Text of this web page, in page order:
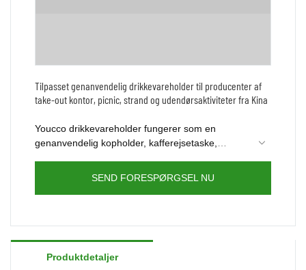
Tilpasset genanvendelig drikkevareholder til producenter af
take-out kontor, picnic, strand og udendørsaktiviteter fra Kina
Youcco drikkevareholder fungerer som en
genanvendelig kopholder, kafferejsetaske,
Perfekt til levering af drikkevarer, shopping,
tasken i henhold til dit design, kontakt os for
SEND FORESPØRGSEL NU
Produktdetaljer